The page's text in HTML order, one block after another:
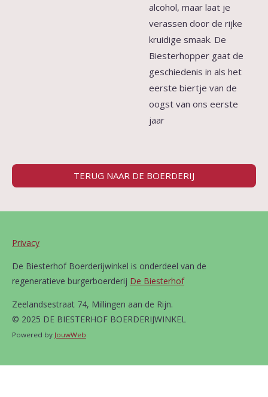
alcohol, maar laat je
verassen door de rijke
kruidige smaak. De
Biesterhopper gaat de
geschiedenis in als het
eerste biertje van de
oogst van ons eerste
jaar
TERUG NAAR DE BOERDERIJ
Privacy
De Biesterhof Boerderijwinkel is onderdeel van de
regeneratieve burgerboerderij De Biesterhof
Zeelandsestraat 74, Millingen aan de Rijn.
© 2025 DE BIESTERHOF BOERDERIJWINKEL
Powered by JouwWeb